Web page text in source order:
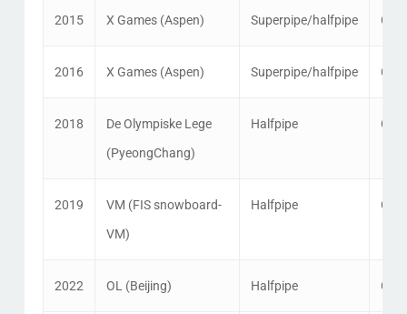
2015 X Games (Aspen) Superpipe/halfpipe Guld
2016 X Games (Aspen) Superpipe/halfpipe Guld
2018
De Olympiske Lege
(PyeongChang)
Halfpipe Guld
2019
VM (FIS snowboard-
VM)
Halfpipe Guld
2022 OL (Beijing) Halfpipe Guld